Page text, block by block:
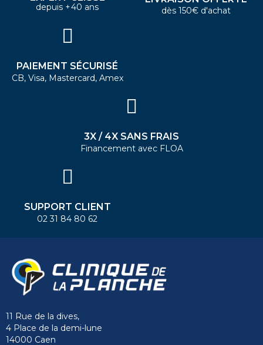
depuis +40 ans dès 150€ d'achat
PAIEMENT SÉCURISÉ
CB, Visa, Mastercard, Amex
3X / 4X SANS FRAIS
Financement avec FLOA
SUPPORT CLIENT
02 31 84 80 62
11 Rue de la dives,
4 Place de la demi-lune
14000 Caen